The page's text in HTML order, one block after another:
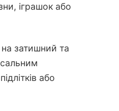
іграшок або
затишний та
підлітків або